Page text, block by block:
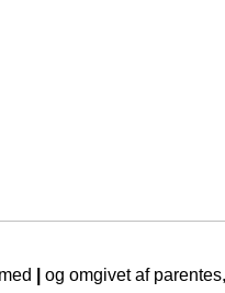
og omgivet af